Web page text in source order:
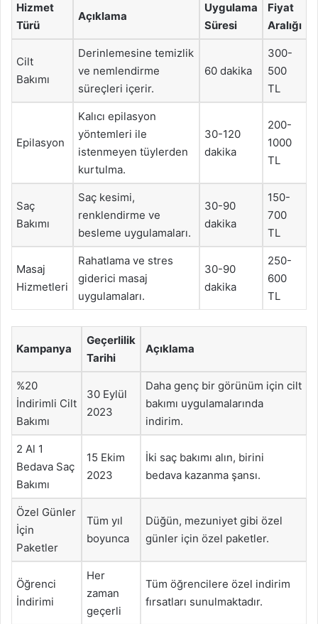
Hizmet
Türü
Açıklama
Uygulama
Süresi
Fiyat
Aralığı
Cilt
Bakımı
Derinlemesine temizlik
ve nemlendirme
süreçleri içerir.
60 dakika
300-
500
TL
Epilasyon
Kalıcı epilasyon
yöntemleri ile
istenmeyen tüylerden
kurtulma.
30-120
dakika
200-
1000
TL
Saç
Bakımı
Saç kesimi,
renklendirme ve
besleme uygulamaları.
30-90
dakika
150-
700
TL
Masaj
Hizmetleri
Rahatlama ve stres
giderici masaj
uygulamaları.
30-90
dakika
250-
600
TL
Kampanya
Geçerlilik
Tarihi
Açıklama
%20
İndirimli Cilt
Bakımı
30 Eylül
2023
Daha genç bir görünüm için cilt
bakımı uygulamalarında
indirim.
2 Al 1
Bedava Saç
Bakımı
15 Ekim
2023
İki saç bakımı alın, birini
bedava kazanma şansı.
Özel Günler
İçin
Paketler
Tüm yıl
boyunca
Düğün, mezuniyet gibi özel
günler için özel paketler.
Öğrenci
İndirimi
Her
zaman
geçerli
Tüm öğrencilere özel indirim
fırsatları sunulmaktadır.